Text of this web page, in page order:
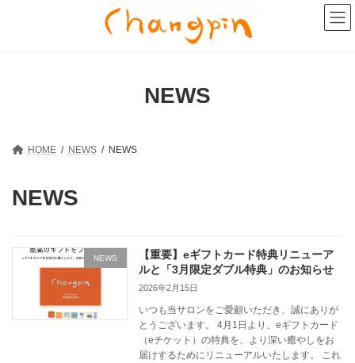
NEWS
HOME NEWS NEWS
NEWS
NEWS
【重要】eギフトカード特典リニューア
ルと「3月限定ダブル特典」のお知らせ
2026年2月15日
いつも当サロンをご愛顧いただき、誠にありが
とうございます。 4月1日より、eギフトカード
（eチケット）の特典を、より深い癒やしをお
届けするためにリニューアルいたします。 これ